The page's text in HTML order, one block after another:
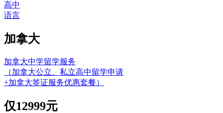
高中
语言
加拿大
加拿大中学留学服务
（加拿大公立、私立高中留学申请
+加拿大签证服务优惠套餐）
仅12999元